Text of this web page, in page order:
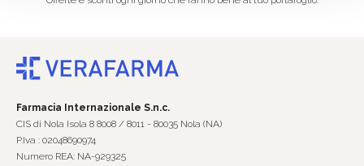
Farmacia Internazionale S.n.c.
CIS di Nola Isola 8 8008 / 8011 - 80035 Nola (NA)
P.Iva : 02048690974
Numero REA: NA-929325